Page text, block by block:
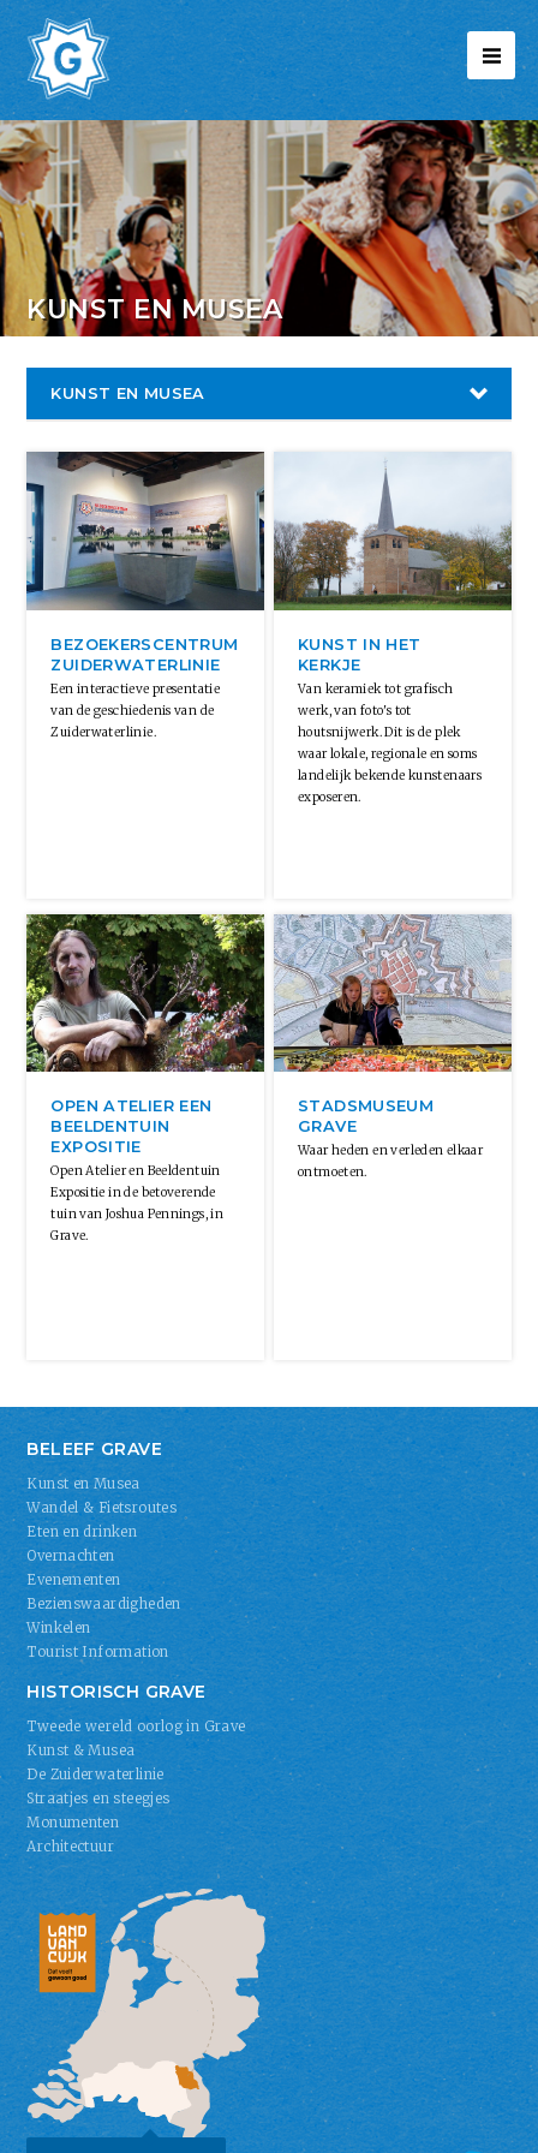
KUNST EN MUSEA
KUNST EN MUSEA
BEZOEKERSCENTRUM
ZUIDERWATERLINIE
Een interactieve presentatie
van de geschiedenis van de
Zuiderwaterlinie.
KUNST IN HET
KERKJE
Van keramiek tot grafisch
werk, van foto's tot
houtsnijwerk. Dit is de plek
waar lokale, regionale en soms
landelijk bekende kunstenaars
exposeren.
OPEN ATELIER EEN
BEELDENTUIN
EXPOSITIE
Open Atelier en Beeldentuin
Expositie in de betoverende
tuin van Joshua Pennings, in
Grave.
STADSMUSEUM
GRAVE
Waar heden en verleden elkaar
ontmoeten.
BELEEF GRAVE
Kunst en Musea
Wandel & Fietsroutes
Eten en drinken
Overnachten
Evenementen
Bezienswaardigheden
Winkelen
Tourist Information
HISTORISCH GRAVE
Tweede wereld oorlog in Grave
Kunst & Musea
De Zuiderwaterlinie
Straatjes en steegjes
Monumenten
Architectuur